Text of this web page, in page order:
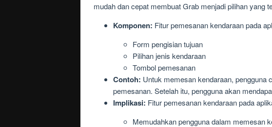
mudah dan cepat membuat Grab menjadi pilihan yang
Komponen: Fitur pemesanan kendaraan pada
Form pengisian tujuan
Pilihan jenis kendaraan
Tombol pemesanan
Contoh: Untuk memesan kendaraan, pengguna
pemesanan. Setelah itu, pengguna akan
Implikasi: Fitur pemesanan kendaraan pada
Memudahkan pengguna dalam memesan